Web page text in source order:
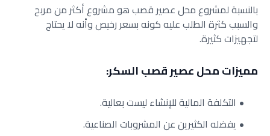
بالنسبة لمشروع محل عصير قصب هو مشروع أكثر من مربح
والسبب كثرة الطلب عليه كونه بسعر رخيص وأنه لا يحتاج
لتجهيزات كثيرة.
مميزات محل عصير قصب السكر:
التكلفة المالية للإنشاء ليست بعالية.
يفضله الكثيرين عن المشروبات الصناعية.